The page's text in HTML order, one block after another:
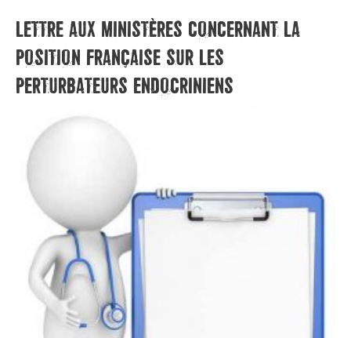
LETTRE AUX MINISTÈRES CONCERNANT LA
POSITION FRANÇAISE SUR LES
PERTURBATEURS ENDOCRINIENS